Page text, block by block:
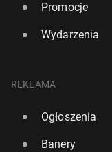
Promocje
Wydarzenia
REKLAMA
Ogłoszenia
Banery